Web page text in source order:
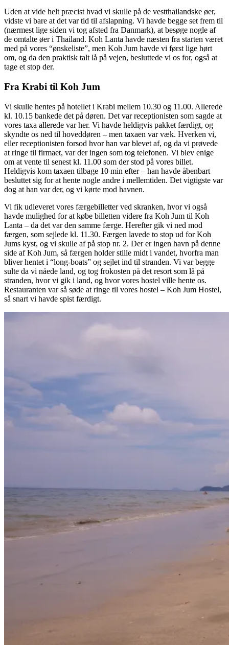
Uden at vide helt præcist hvad vi skulle på de vestthailandske øer,
vidste vi bare at det var tid til afslapning. Vi havde begge set frem til
(nærmest lige siden vi tog afsted fra Danmark), at besøge nogle af
de omtalte øer i Thailand. Koh Lanta havde næsten fra starten været
med på vores “ønskeliste”, men Koh Jum havde vi først lige hørt
om, og da den praktisk talt lå på vejen, besluttede vi os for, også at
tage et stop der.
Fra Krabi til Koh Jum
Vi skulle hentes på hotellet i Krabi mellem 10.30 og 11.00. Allerede
kl. 10.15 bankede det på døren. Det var receptionisten som sagde at
vores taxa allerede var her. Vi havde heldigvis pakket færdigt, og
skyndte os ned til hoveddøren – men taxaen var væk. Hverken vi,
eller receptionisten forsod hvor han var blevet af, og da vi prøvede
at ringe til firmaet, var der ingen som tog telefonen. Vi blev enige
om at vente til senest kl. 11.00 som der stod på vores billet.
Heldigvis kom taxaen tilbage 10 min efter – han havde åbenbart
besluttet sig for at hente nogle andre i mellemtiden. Det vigtigste var
dog at han var der, og vi kørte mod havnen.
Vi fik udleveret vores færgebilletter ved skranken, hvor vi også
havde mulighed for at købe billetten videre fra Koh Jum til Koh
Lanta – da det var den samme færge. Herefter gik vi ned mod
færgen, som sejlede kl. 11.30. Færgen lavede to stop ud for Koh
Jums kyst, og vi skulle af på stop nr. 2. Der er ingen havn på denne
side af Koh Jum, så færgen holder stille midt i vandet, hvorfra man
bliver hentet i “long-boats” og sejlet ind til stranden. Vi var begge
sulte da vi nåede land, og tog frokosten på det resort som lå på
stranden, hvor vi gik i land, og hvor vores hostel ville hente os.
Restauranten var så søde at ringe til vores hostel – Koh Jum Hostel,
så snart vi havde spist færdigt.